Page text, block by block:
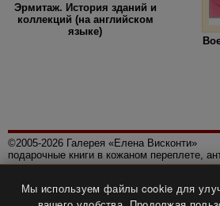
Эрмитаж. История зданий и
коллекций (на английском
языке)
©2005-2026 Галерея «Елена Висконти»
подарочные книги в кожаном переплете,
Политика конфиденциальности
Мы используем файлы cookie для